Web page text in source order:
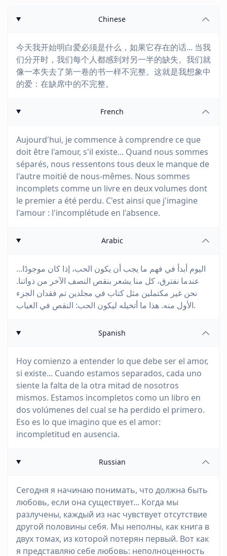
Chinese
今天我开始明白爱必须是什么，如果它存在的话... 当我
们分开时，我们每个人都感到对另一半的缺失。我们就
像一本失去了第一卷的书一样不完整。这就是我想象中
的爱：在缺席中的不完整。
French
Aujourd'hui, je commence à comprendre ce que
doit être l'amour, s'il existe... Quand nous sommes
séparés, nous ressentons tous deux le manque de
l'autre moitié de nous-mêmes. Nous sommes
incomplets comme un livre en deux volumes dont
le premier a été perdu. C'est ainsi que j'imagine
l'amour : l'incomplétude en l'absence.
Arabic
اليوم أبدأ في فهم ما يجب أن يكون الحب، إذا كان موجودًا...
عندما نفترق، كل منا يشعر بنقص النصف الآخر من ذواتنا.
نحن غير مكتملين مثل كتاب في مجلدين تم فقدان الجزء
الأول منه. هذا ما أتخيله ليكون الحب: النقص في الغياب.
Spanish
Hoy comienzo a entender lo que debe ser el amor,
si existe... Cuando estamos separados, cada uno
siente la falta de la otra mitad de nosotros
mismos. Estamos incompletos como un libro en
dos volúmenes del cual se ha perdido el primero.
Eso es lo que imagino que es el amor:
incompletitud en ausencia.
Russian
Сегодня я начинаю понимать, что должна быть
любовь, если она существует... Когда мы
разлучены, каждый из нас чувствует отсутствие
другой половины себя. Мы неполны, как книга в
двух томах, из которой потерян первый. Вот как
я представляю себе любовь: неполноценность